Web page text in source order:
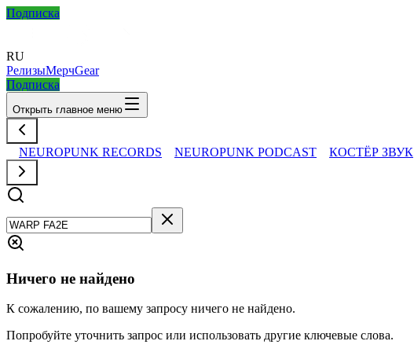
Подписка
RU
РелизыМерчGear
Подписка
Открыть главное меню
NEUROPUNK RECORDS NEUROPUNK PODCAST КОСТЁР ЗВУК
Ничего не найдено
К сожалению, по вашему запросу ничего не найдено.
Попробуйте уточнить запрос или использовать другие ключевые слова.